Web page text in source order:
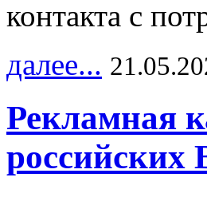
контакта с
далее...
Рекламная
российских